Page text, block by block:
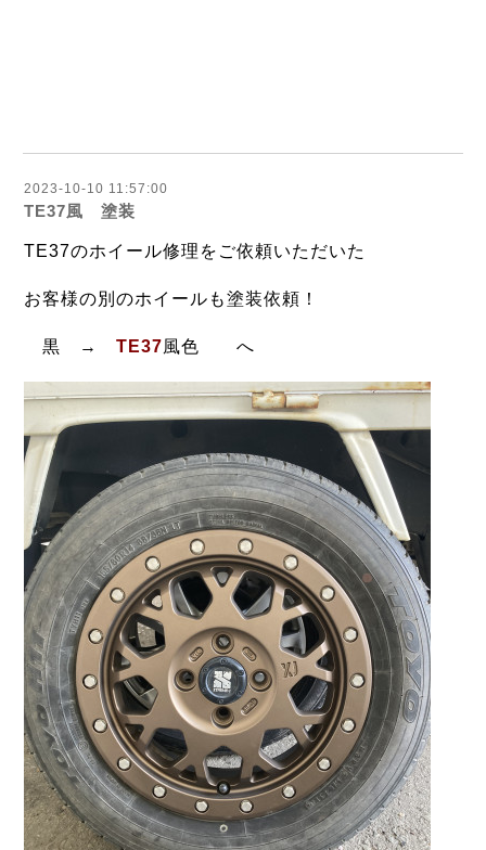
2023-10-10 11:57:00
TE37風 塗装
TE37のホイール修理をご依頼いただいた
お客様の別のホイールも塗装依頼！
黒 → TE37風色 へ